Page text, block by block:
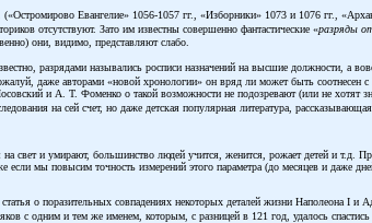
Евангелие» 1056-1057 гг., «Изборники» 1073 и 1076 гг.,
отсутствуют. Зато им известны совершенно фантастические «разряды
они, видимо, представляют слабо.
разрядами назывались росписи назначений на высшие должности, а
даже авторами «новой хронологии» он вряд ли может быть
и А. Т. Фоменко о такой возможности не подозревают (или не хотят
на сей счет, но даже детская популярная литература,
и умирают, большинство людей учится, женится, рожает детей и т.д.
мы повысим точность измерений этого параметра (до месяцев и даже
о поразительных совпадениях некоторых деталей жизни Наполеона I и
с одним и тем же именем, которым, с разницей в 121 год, удалось